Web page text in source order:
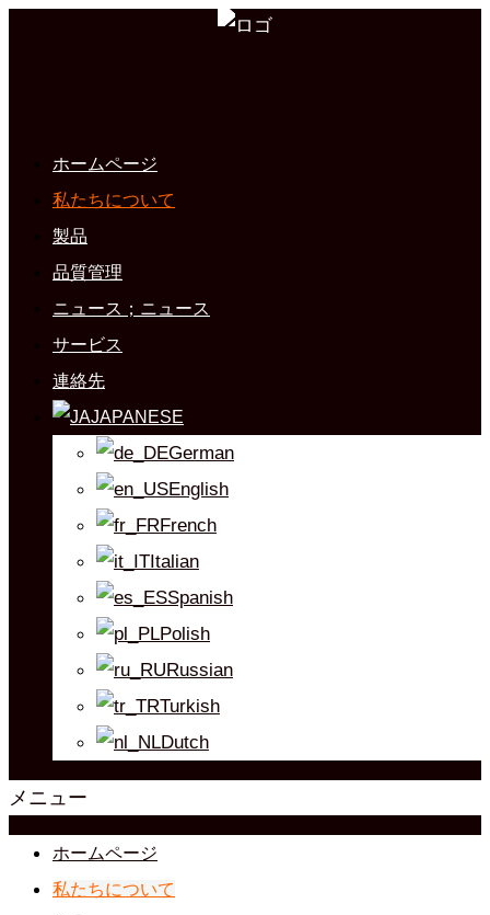
ホームページ
私たちについて
製品
品質管理
ニュース；ニュース
サービス
連絡先
JAPANESE
German
English
French
Italian
Spanish
Polish
Russian
Turkish
Dutch
メニュー
ホームページ
私たちについて